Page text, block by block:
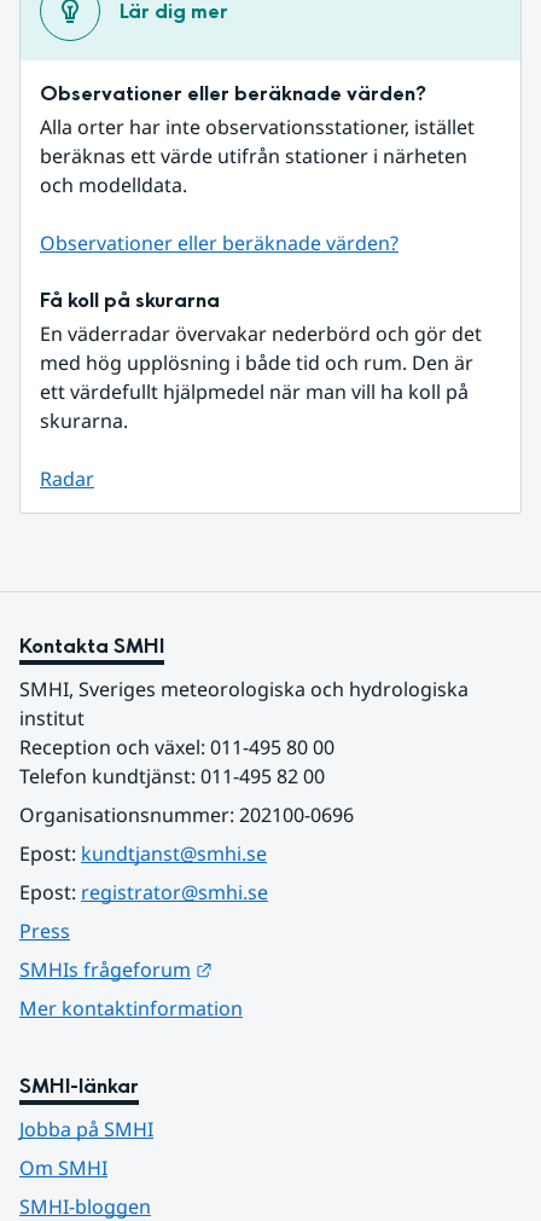
Lär dig mer
Observationer eller beräknade värden?
Alla orter har inte observationsstationer, istället
beräknas ett värde utifrån stationer i närheten
och modelldata.
Observationer eller beräknade värden?
Få koll på skurarna
En väderradar övervakar nederbörd och gör det
med hög upplösning i både tid och rum. Den är
ett värdefullt hjälpmedel när man vill ha koll på
skurarna.
Radar
Kontakta SMHI
SMHI, Sveriges meteorologiska och hydrologiska
institut
Reception och växel: 011-495 80 00
Telefon kundtjänst: 011-495 82 00
Organisationsnummer: 202100-0696
Epost: kundtjanst@smhi.se
Epost: registrator@smhi.se
Press
SMHIs frågeforum
Mer kontaktinformation
SMHI-länkar
Jobba på SMHI
Om SMHI
SMHI-bloggen